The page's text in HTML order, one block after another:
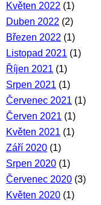
Květen 2022 (1)
Duben 2022 (2)
Březen 2022 (1)
Listopad 2021 (1)
Říjen 2021 (1)
Srpen 2021 (1)
Červenec 2021 (1)
Červen 2021 (1)
Květen 2021 (1)
Září 2020 (1)
Srpen 2020 (1)
Červenec 2020 (3)
Květen 2020 (1)